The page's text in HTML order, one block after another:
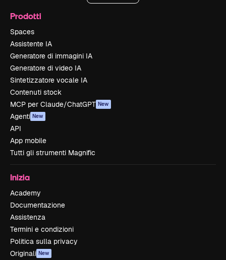
Prodotti
Spaces
Assistente IA
Generatore di immagini IA
Generatore di video IA
Sintetizzatore vocale IA
Contenuti stock
MCP per Claude/ChatGPT New
Agenti New
API
App mobile
Tutti gli strumenti Magnific
Inizia
Academy
Documentazione
Assistenza
Termini e condizioni
Politica sulla privacy
Originali New